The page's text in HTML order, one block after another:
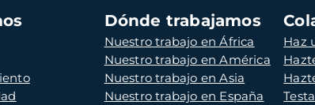
Dónde trabajamos
Nuestro trabajo en África
Nuestro trabajo en América
Nuestro trabajo en Asia
Nuestro trabajo en España
Haz